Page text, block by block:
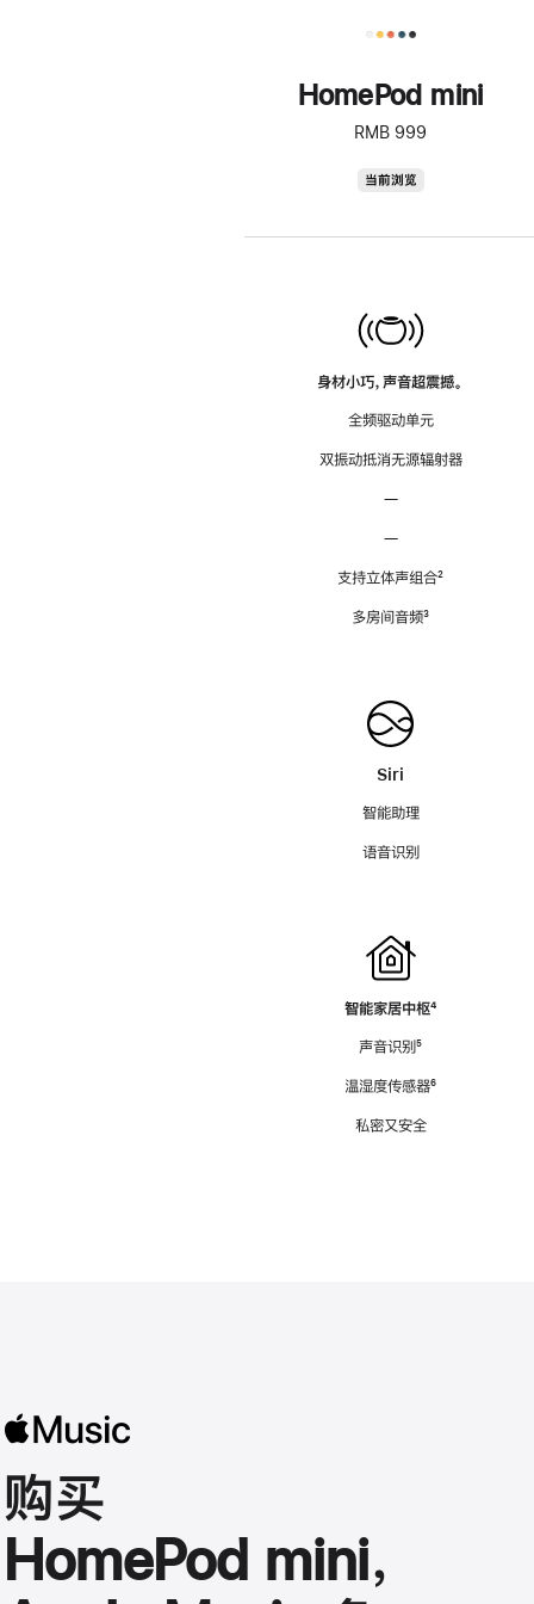
HomePod mini
RMB 999
当前浏览
身材小巧，声音超震撼。
全频驱动单元
双振动抵消无源辐射器
—
—
支持立体声组合脚
²
多房间音频脚
³
Siri
智能助理
语音识别
智能家居中枢脚
⁴
声音识别脚
⁵
温湿度传感器脚
⁶
私密又安全
购买
HomePod mini，